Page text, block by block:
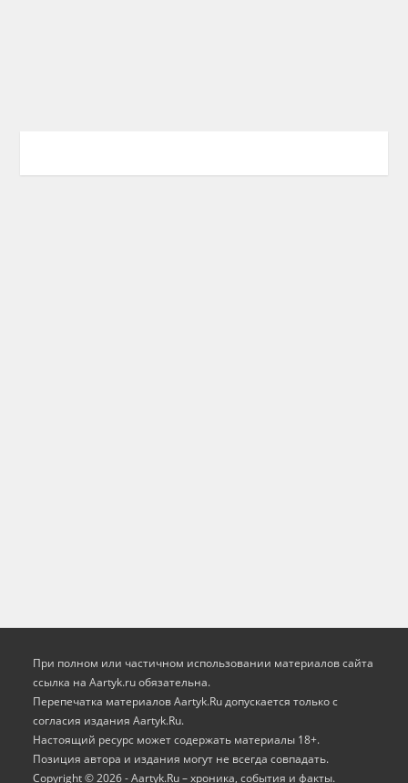
При полном или частичном использовании материалов сайта
ссылка на Aartyk.ru oбязательна.
Перепечатка материалов Aartyk.Ru допускается только с
согласия издания Aartyk.Ru.
Настоящий ресурс может содержать материалы 18+.
Позиция автора и издания могут не всегда совпадать.
Copyright © 2026 - Aartyk.Ru – хроника, события и факты.